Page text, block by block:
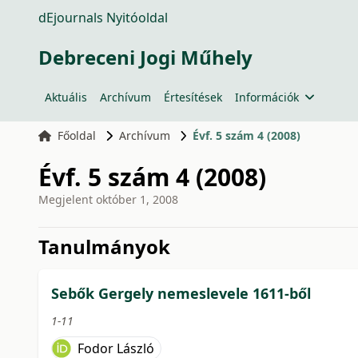
dEjournals Nyitóoldal
Debreceni Jogi Műhely
Aktuális Archívum Értesítések Információk
Főoldal Archívum Évf. 5 szám 4 (2008)
Évf. 5 szám 4 (2008)
Megjelent október 1, 2008
Tanulmányok
Sebők Gergely nemeslevele 1611-ből
1-11
Fodor László